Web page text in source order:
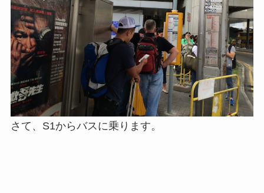
さて、S1からバスに乗ります。